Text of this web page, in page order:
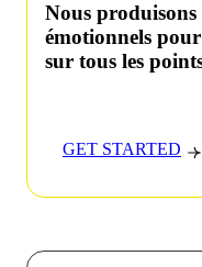
Nous produisons
émotionnels
sur tous les
GET STARTED